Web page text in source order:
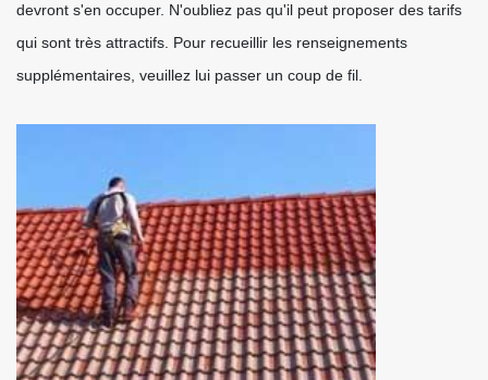
devront s'en occuper. N'oubliez pas qu'il peut proposer des tarifs
qui sont très attractifs. Pour recueillir les renseignements
supplémentaires, veuillez lui passer un coup de fil.